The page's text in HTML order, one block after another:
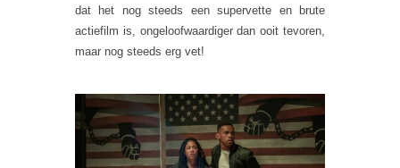
dat het nog steeds een supervette en brute
actiefilm is, ongeloofwaardiger dan ooit tevoren,
maar nog steeds erg vet!